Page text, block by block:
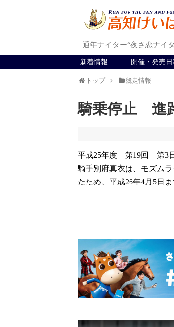
通年ナイター“夜さ恋ナイ
新着情報 開催・発売
トップ 競走情報
騎乗停止 進
平成25年度 第19回 第3
騎手別府真衣は、モズム
たため、平成26年4月5日